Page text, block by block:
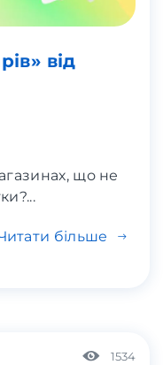
від
що не
більше
1534